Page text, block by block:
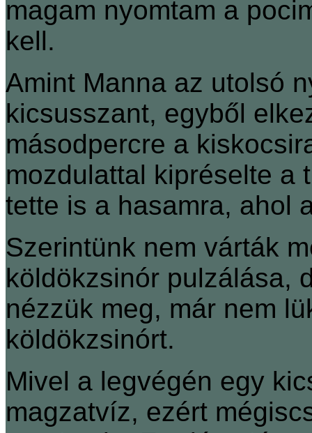
magam nyomtam a
kell.
Amint Manna az utolsó
kicsusszant, egyből
másodpercre a
mozdulattal kipréselte a
tette is a hasamra, ahol
Szerintünk nem várták
köldökzsinór pulzálása,
nézzük meg, már nem
köldökzsinórt.
Mivel a legvégén egy
magzatvíz, ezért